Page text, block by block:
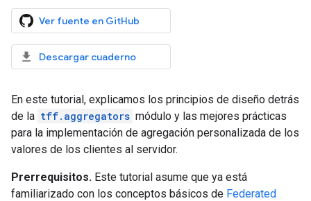
Ver fuente en GitHub
Descargar cuaderno
En este tutorial, explicamos los principios de diseño detrás
de la tff.aggregators módulo y las mejores prácticas
para la implementación de agregación personalizada de los
valores de los clientes al servidor.
Prerrequisitos. Este tutorial asume que ya está
familiarizado con los conceptos básicos de Federated